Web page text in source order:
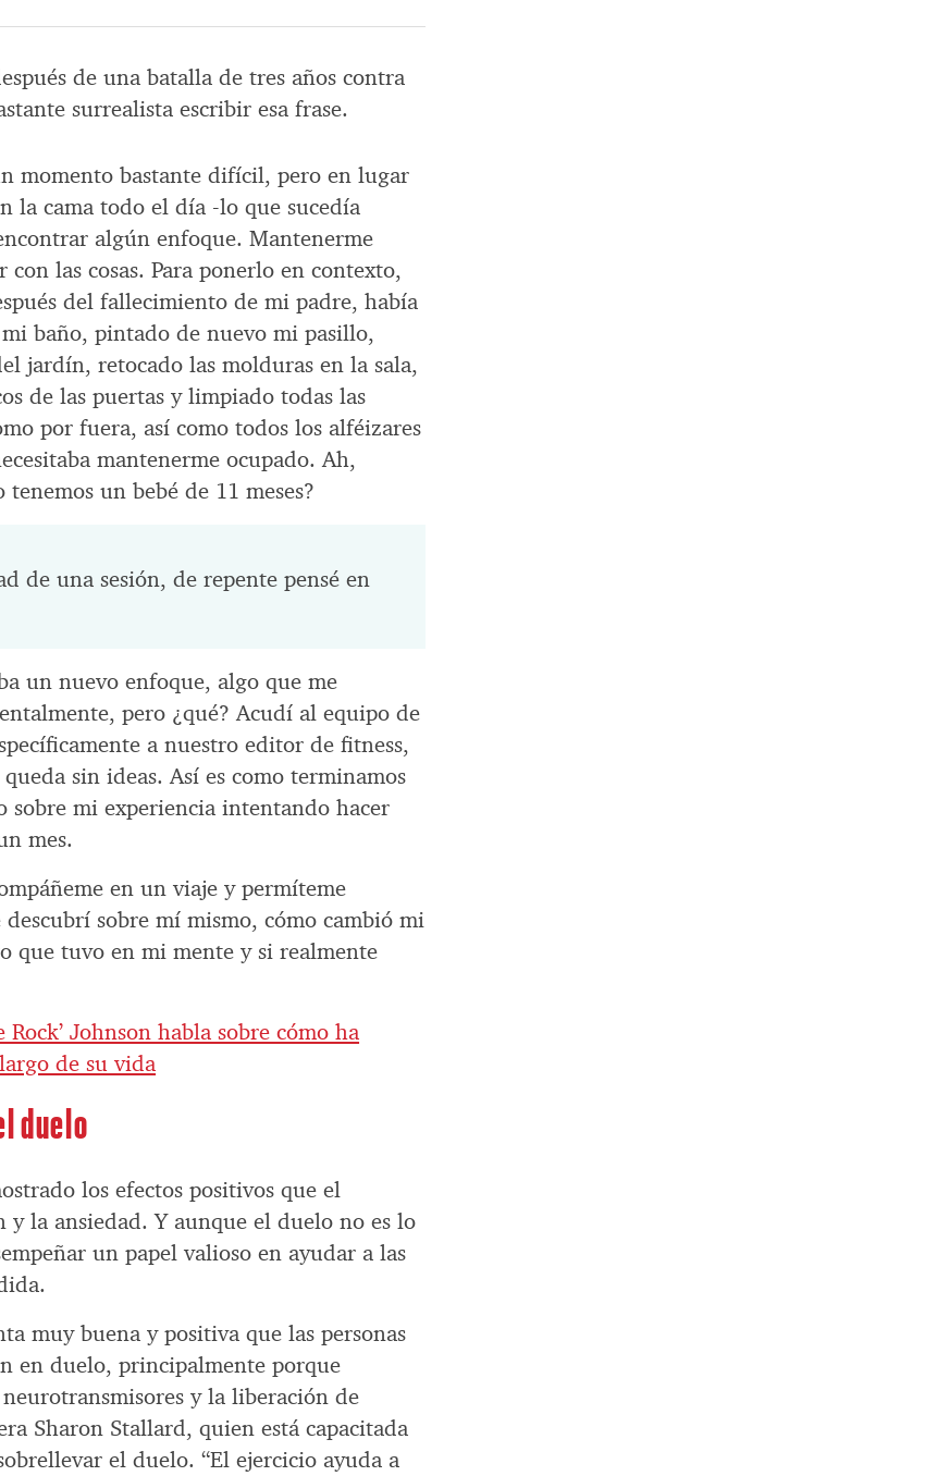
de una batalla de tres años contra
surrealista escribir esa frase.
momento bastante difícil, pero en lugar
la cama todo el día -lo que sucedía
algún enfoque. Mantenerme
las cosas. Para ponerlo en contexto,
del fallecimiento de mi padre, había
baño, pintado de nuevo mi pasillo,
jardín, retocado las molduras en la sala,
de las puertas y limpiado todas las
por fuera, así como todos los alféizares
mantenerme ocupado. Ah,
un bebé de 11 meses?
de una sesión, de repente pensé en
un nuevo enfoque, algo que me
pero ¿qué? Acudí al equipo de
a nuestro editor de fitness,
sin ideas. Así es como terminamos
sobre mi experiencia intentando hacer
mes.
en un viaje y permíteme
sobre mí mismo, cómo cambió mi
que tuvo en mi mente y si realmente
Rock’ Johnson habla sobre cómo ha
de su vida
duelo
los efectos positivos que el
la ansiedad. Y aunque el duelo no es lo
un papel valioso en ayudar a las
muy buena y positiva que las personas
en duelo, principalmente porque
y la liberación de
Sharon Stallard, quien está capacitada
el duelo. “El ejercicio ayuda a